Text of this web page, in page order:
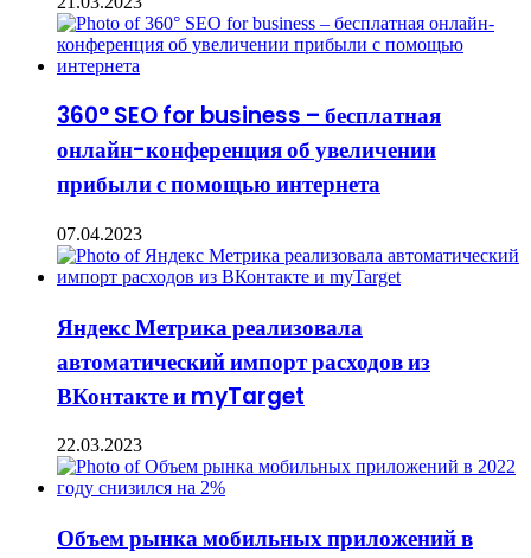
360° SEO for business – бесплатная
онлайн-конференция об увеличении
прибыли с помощью интернета
07.04.2023
Яндекс Метрика реализовала
автоматический импорт расходов из
ВКонтакте и myTarget
22.03.2023
Объем рынка мобильных приложений в